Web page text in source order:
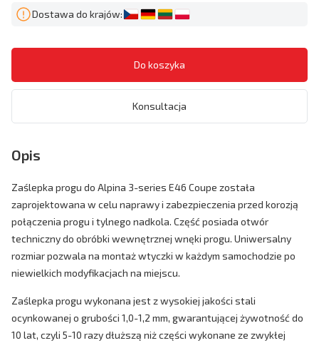
Dostawa do krajów:
Konsultacja
Opis
Zaślepka progu do Alpina 3-series E46 Coupe została
zaprojektowana w celu naprawy i zabezpieczenia przed korozją
połączenia progu i tylnego nadkola. Część posiada otwór
techniczny do obróbki wewnętrznej wnęki progu. Uniwersalny
rozmiar pozwala na montaż wtyczki w każdym samochodzie po
niewielkich modyfikacjach na miejscu.
Zaślepka progu wykonana jest z wysokiej jakości stali
ocynkowanej o grubości 1,0-1,2 mm, gwarantującej żywotność do
10 lat, czyli 5-10 razy dłuższą niż części wykonane ze zwykłej